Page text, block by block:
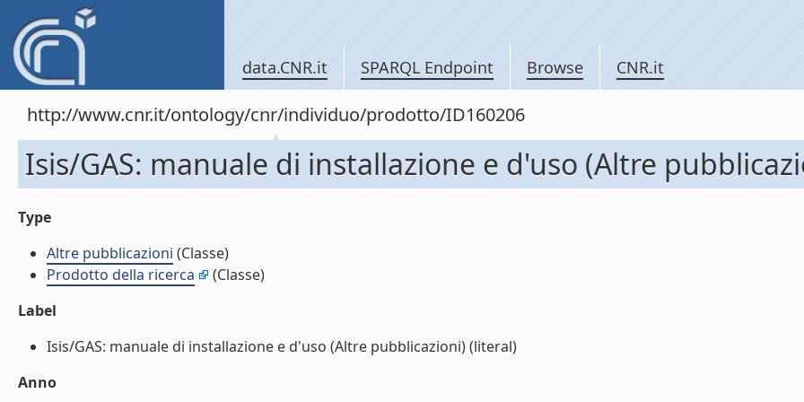
data.CNR.it SPARQL Endpoint Browse CNR.it
http://www.cnr.it/ontology/cnr/individuo/prodotto/ID160206
Isis/GAS: manuale di installazione e d'uso (Altre
Type
Altre pubblicazioni (Classe)
Prodotto della ricerca
(Classe)
Label
Isis/GAS: manuale di installazione e d'uso (Altre pubblicazioni) (literal)
Anno